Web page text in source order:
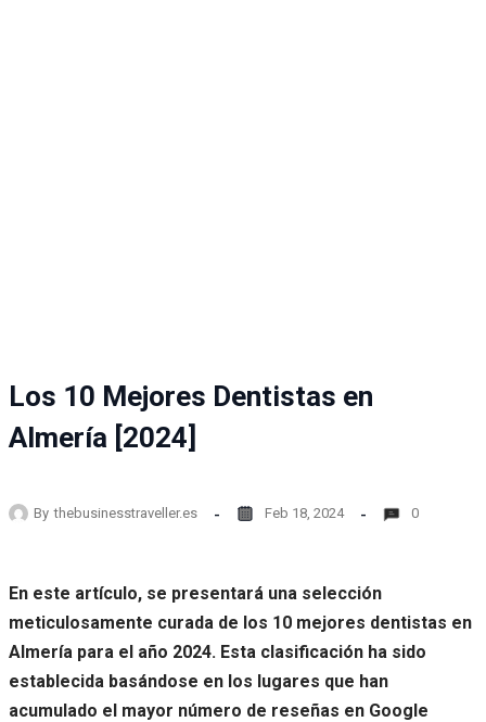
Los 10 Mejores Dentistas en
Almería [2024]
By thebusinesstraveller.es Feb 18, 2024 0
En este artículo, se presentará una selección
meticulosamente curada de los 10 mejores dentistas en
Almería para el año 2024. Esta clasificación ha sido
establecida basándose en los lugares que han
acumulado el mayor número de reseñas en Google